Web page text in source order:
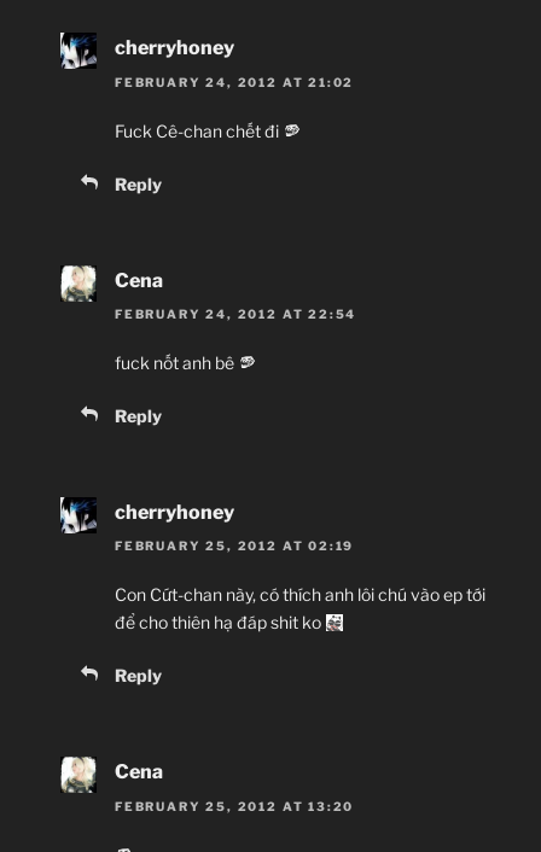
cherryhoney
FEBRUARY 24, 2012 AT 21:02
Fuck Cê-chan chết đi
Reply
Cena
FEBRUARY 24, 2012 AT 22:54
fuck nốt anh bê
Reply
cherryhoney
FEBRUARY 25, 2012 AT 02:19
Con Cứt-chan này, có thích anh lôi chú vào ep tới
để cho thiên hạ đáp shit ko
Reply
Cena
FEBRUARY 25, 2012 AT 13:20